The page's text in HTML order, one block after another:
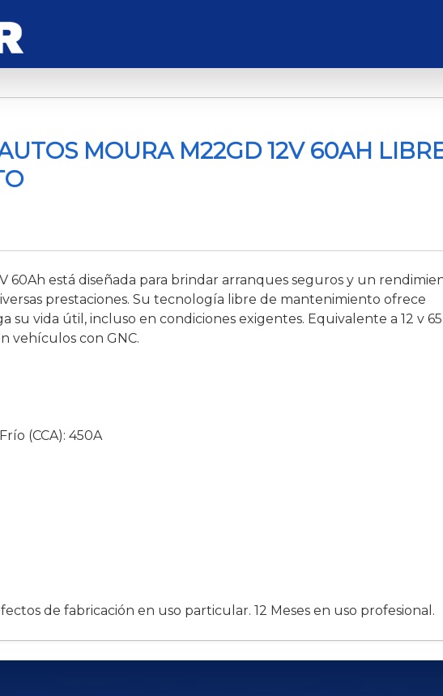
MOURA M22GD 12V 60AH
60Ah está diseñada para brindar arranques seguros y un
prestaciones. Su tecnología libre de mantenimiento ofrece
su vida útil, incluso en condiciones exigentes. Equivalente a 12 v
vehículos con GNC.
(CCA): 450A
de fabricación en uso particular. 12 Meses en uso profesional.